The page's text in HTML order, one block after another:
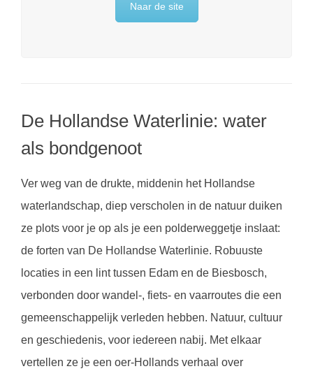
Naar de site
De Hollandse Waterlinie: water
als bondgenoot
Ver weg van de drukte, middenin het Hollandse
waterlandschap, diep verscholen in de natuur duiken
ze plots voor je op als je een polderweggetje inslaat:
de forten van De Hollandse Waterlinie. Robuuste
locaties in een lint tussen Edam en de Biesbosch,
verbonden door wandel-, fiets- en vaarroutes die een
gemeenschappelijk verleden hebben. Natuur, cultuur
en geschiedenis, voor iedereen nabij. Met elkaar
vertellen ze je een oer-Hollands verhaal over